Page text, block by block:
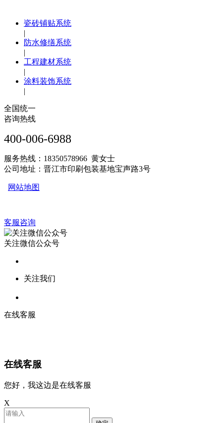
瓷砖铺贴系统
|
防水修缮系统
|
工程建材系统
|
涂料装饰系统
|
全国统一
咨询热线
400-006-6988
服务热线：18350578966 黄女士
公司地址：晋江市印刷包装基地宝声路3号
网站地图
客服咨询
关注微信公众号
关注我们
在线客服
在线客服
您好，我这边是在线客服
X